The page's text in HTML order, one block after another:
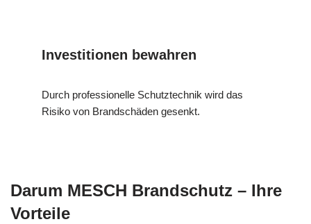
Investitionen bewahren
Durch professionelle Schutztechnik wird das
Risiko von Brandschäden gesenkt.
Darum MESCH Brandschutz – Ihre
Vorteile